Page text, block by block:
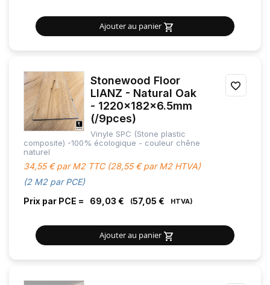
Ajouter au panier
Stonewood Floor
LIANZ - Natural Oak
- 1220x182x6.5mm
(/9pces)
Vinyle SPC (Stone plastic
composite) -100% écologique - couleur chêne
naturel
34,55 € par M2 TTC (28,55 € par M2 HTVA)
(2 M2 par PCE)
Prix par PCE =
69,03 € 57,05 €
Ajouter au panier